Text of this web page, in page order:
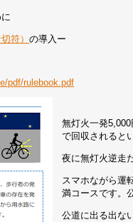
符）の導入ー
pdf/rulebook.pdf
無灯火一発
で回収されると
夜に無灯火逆走
スマホながら運
満コースです。
公道に出る出な